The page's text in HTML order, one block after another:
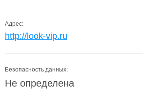
Адрес:
http://look-vip.ru
Безопасность данных:
Не определена